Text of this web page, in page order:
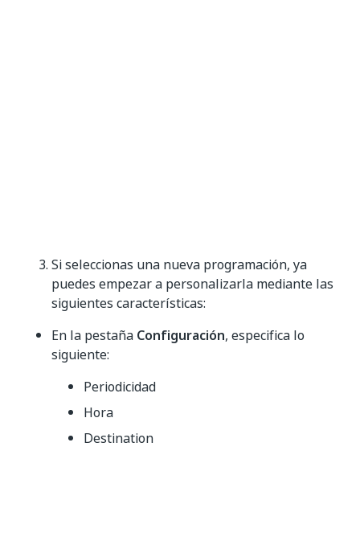
Si seleccionas una nueva programación, ya
puedes empezar a personalizarla mediante las
siguientes características:
En la pestaña Configuración, especifica lo
siguiente:
Periodicidad
Hora
Destination